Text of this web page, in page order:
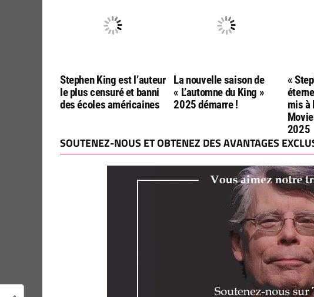
Stephen King est l’auteur
le plus censuré et banni
des écoles américaines
La nouvelle saison de
« L’automne du King »
2025 démarre !
«
mis à
2025
SOUTENEZ-NOUS ET OBTENEZ DES AVANTAGES